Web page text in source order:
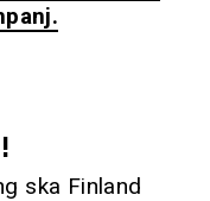
ska Finland